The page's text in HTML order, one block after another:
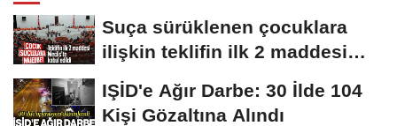
Suça sürüklenen çocuklara
ilişkin teklifin ilk 2 maddesi
kabul edildi
IŞİD'e Ağır Darbe: 30 İlde 104
Kişi Gözaltına Alındı